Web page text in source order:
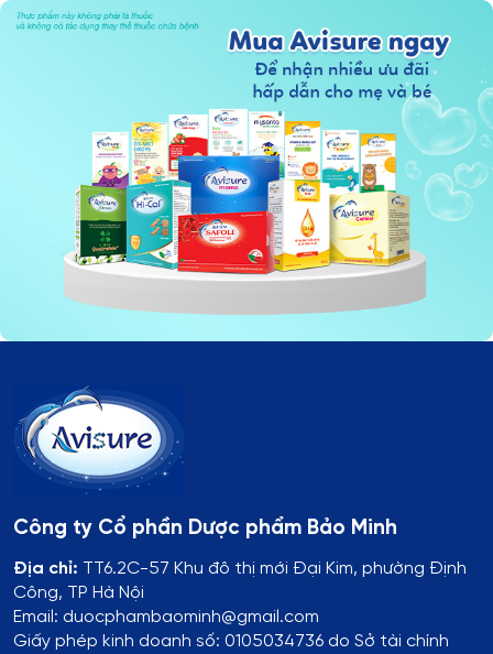
Công ty Cổ phần Dược phẩm Bảo Minh
Địa chỉ: TT6.2C-57 Khu đô thị mới Đại Kim, phường Định
Công, TP Hà Nội
Email: duocphambaominh@gmail.com
Giấy phép kinh doanh số: 0105034736 do Sở tài chính